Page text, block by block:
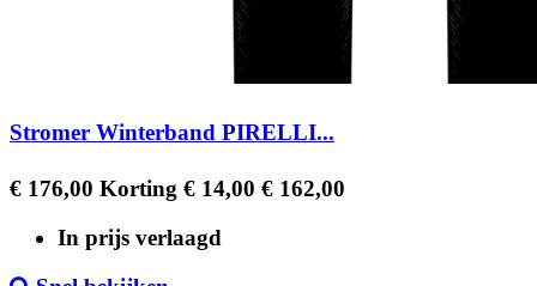
Stromer Winterband PIRELLI...
Regular
€ 176,00 Korting € 14,00 Prijs
€ 162,00
In prijs verlaagd